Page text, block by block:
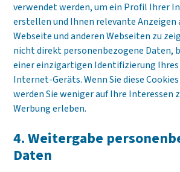
verwendet werden, um ein Profil Ihrer
erstellen und Ihnen relevante Anzeigen
Webseite und anderen Webseiten zu
nicht direkt personenbezogene Daten,
einer einzigartigen Identifizierung Ihres
Internet-Geräts. Wenn Sie diese
werden Sie weniger auf Ihre Interessen
Werbung erleben.
4. Weitergabe
Daten